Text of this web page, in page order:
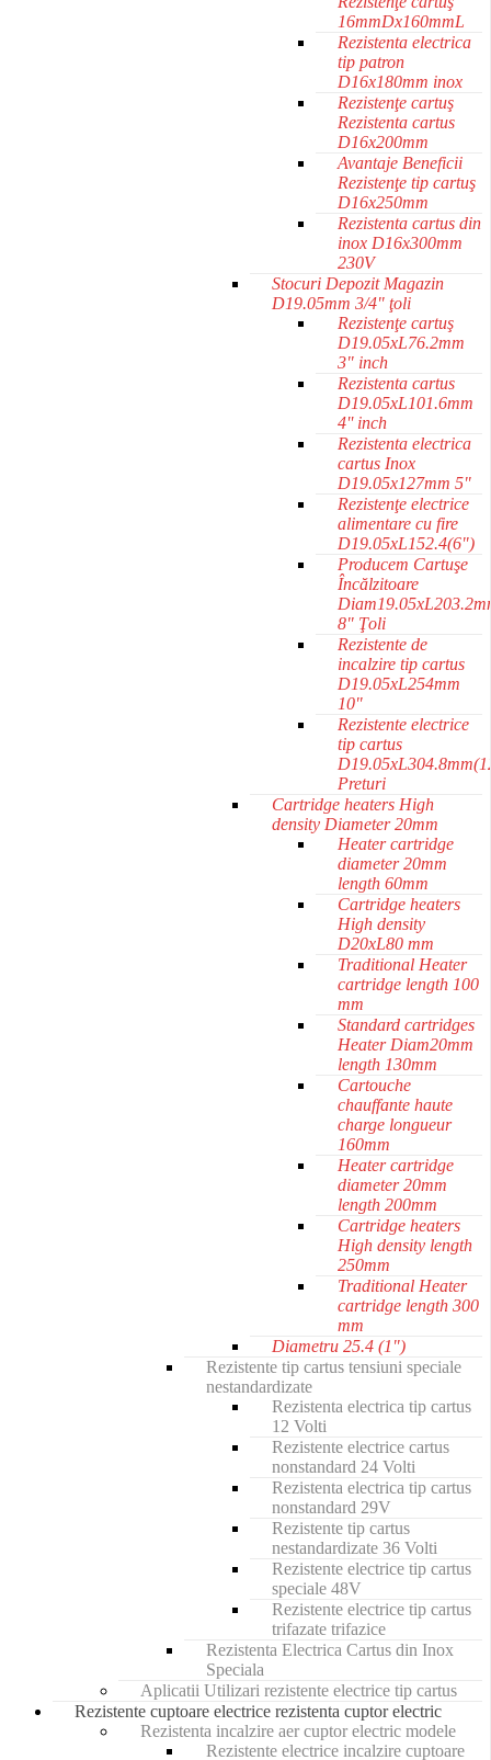
16mmDx160mmL
Rezistenta electrica
tip patron
D16x180mm inox
Rezistenţe cartuş
Rezistenta cartus
D16x200mm
Avantaje Beneficii
Rezistenţe tip cartuş
D16x250mm
Rezistenta cartus din
inox D16x300mm
230V
Stocuri Depozit Magazin
D19.05mm 3/4" ţoli
Rezistenţe cartuş
D19.05xL76.2mm
3" inch
Rezistenta cartus
D19.05xL101.6mm
4'' inch
Rezistenta electrica
cartus Inox
D19.05x127mm 5"
Rezistenţe electrice
alimentare cu fire
D19.05xL152.4(6")
Producem Cartuşe
Încălzitoare
8" Ţoli
Rezistente de
incalzire tip cartus
D19.05xL254mm
10"
Rezistente electrice
tip cartus
Preturi
Cartridge heaters High
density Diameter 20mm
Heater cartridge
diameter 20mm
length 60mm
Cartridge heaters
High density
D20xL80 mm
Traditional Heater
cartridge length 100
mm
Standard cartridges
Heater Diam20mm
length 130mm
Cartouche
chauffante haute
charge longueur
160mm
Heater cartridge
diameter 20mm
length 200mm
Cartridge heaters
High density length
250mm
Traditional Heater
cartridge length 300
mm
Diametru 25.4 (1")
Rezistente tip cartus tensiuni speciale
nestandardizate
Rezistenta electrica tip cartus
12 Volti
Rezistente electrice cartus
nonstandard 24 Volti
Rezistenta electrica tip cartus
nonstandard 29V
Rezistente tip cartus
nestandardizate 36 Volti
Rezistente electrice tip cartus
speciale 48V
Rezistente electrice tip cartus
trifazate trifazice
Rezistenta Electrica Cartus din Inox
Speciala
Aplicatii Utilizari rezistente electrice tip cartus
Rezistente cuptoare electrice rezistenta cuptor electric
Rezistenta incalzire aer cuptor electric modele
Rezistente electrice incalzire cuptoare